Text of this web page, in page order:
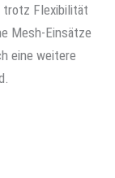
trotz Flexibilität
Mesh-Einsätze
eine weitere